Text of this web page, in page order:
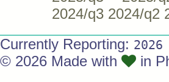
2024/q3 2024/q2
Currently Reporting: 2026
© 2026 Made with in